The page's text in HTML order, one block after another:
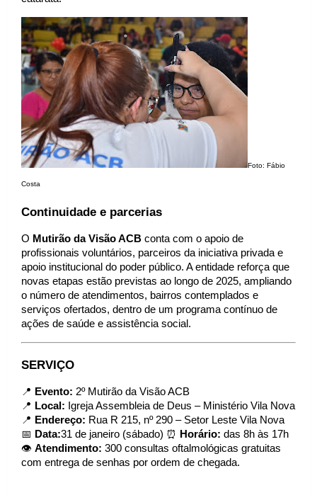
Foto: Fábio
Costa
Continuidade e parcerias
O Mutirão da Visão ACB conta com o apoio de
profissionais voluntários, parceiros da iniciativa privada e
apoio institucional do poder público. A entidade reforça que
novas etapas estão previstas ao longo de 2025, ampliando
o número de atendimentos, bairros contemplados e
serviços ofertados, dentro de um programa contínuo de
ações de saúde e assistência social.
SERVIÇO
📍 Evento: 2º Mutirão da Visão ACB
📍 Local:
📍 Endereço: Rua R 215, nº 290 – Setor Leste Vila Nova
📅 Data:31 de janeiro (sábado) ⏰ Horário: das 8h às 17h
👁️ Atendimento: 300 consultas oftalmológicas gratuitas
com entrega de senhas por ordem de chegada.